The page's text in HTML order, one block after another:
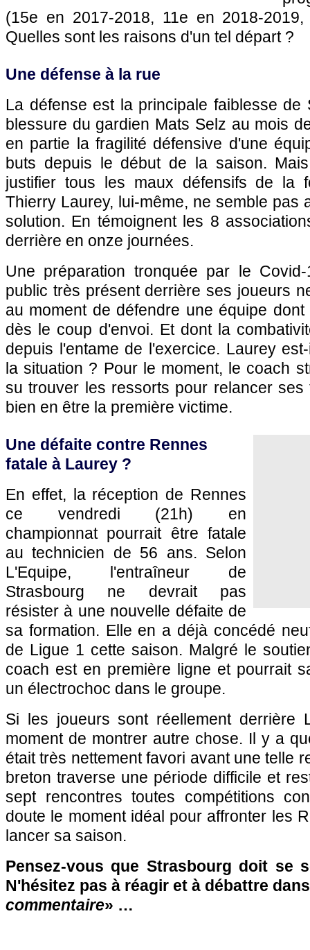
(15e en 2017-2018, 11e en 2018-
Quelles sont les raisons d'un tel départ ?
Une défense à la rue
La défense est la principale faiblesse de
blessure du gardien Mats Selz au mois
en partie la fragilité défensive d'une
buts depuis le début de la saison.
justifier tous les maux défensifs de la
Thierry Laurey, lui-même, ne semble pas
solution. En témoignent les 8
derrière en onze journées.
Une préparation tronquée par le
public très présent derrière ses joueurs
au moment de défendre une équipe
dès le coup d'envoi. Et dont la
depuis l'entame de l'exercice. Laurey
la situation ? Pour le moment, le coach
su trouver les ressorts pour relancer ses
bien en être la première victime.
Une défaite contre Rennes
fatale à Laurey ?
En effet, la réception de Rennes
ce vendredi (21h) en
championnat pourrait être fatale
au technicien de 56 ans. Selon
L'Equipe, l'entraîneur de
Strasbourg ne devrait pas
résister à une nouvelle défaite de
sa formation. Elle en a déjà concédé
de Ligue 1 cette saison. Malgré le
coach est en première ligne et pourrait
un électrochoc dans le groupe.
Si les joueurs sont réellement derrière
moment de montrer autre chose. Il y a
était très nettement favori avant une telle
breton traverse une période difficile et
sept rencontres toutes compétitions
doute le moment idéal pour affronter les
lancer sa saison.
Pensez-vous que Strasbourg doit se
N'hésitez pas à réagir et à débattre
commentaire» …